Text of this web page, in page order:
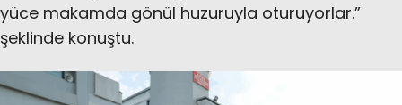
yüce makamda gönül huzuruyla oturuyorlar.”
şeklinde konuştu.